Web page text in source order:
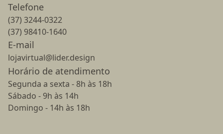
Telefone
(37) 3244-0322
(37) 98410-1640
E-mail
lojavirtual@lider.design
Horário de atendimento
Segunda a sexta - 8h às 18h
Sábado - 9h às 14h
Domingo - 14h às 18h